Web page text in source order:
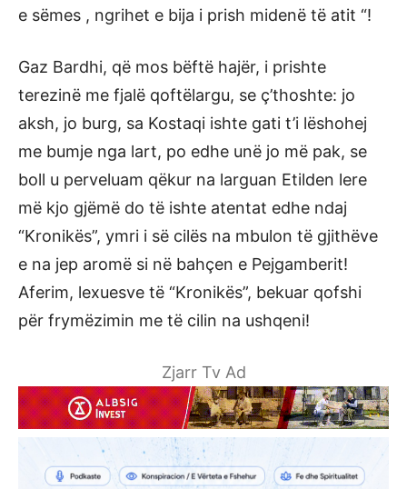
e sëmes , ngrihet e bija i prish midenë të atit “!
Gaz Bardhi, që mos bëftë hajër, i prishte
terezinë me fjalë qoftëlargu, se ç’thoshte: jo
aksh, jo burg, sa Kostaqi ishte gati t’i lëshohej
me bumje nga lart, po edhe unë jo më pak, se
boll u perveluam qëkur na larguan Etilden lere
më kjo gjëmë do të ishte atentat edhe ndaj
“Kronikës”, ymri i së cilës na mbulon të gjithëve
e na jep aromë si në bahçen e Pejgamberit!
Aferim, lexuesve të “Kronikës”, bekuar qofshi
për frymëzimin me të cilin na ushqeni!
Zjarr Tv Ad